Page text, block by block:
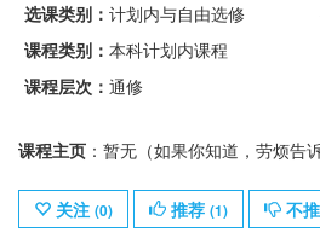
选课类别： 计划内与自由选修
课程类别： 本科计划内课程
课程层次： 通修
课程主页 ：暂无（如果你知道，劳烦告
关注 (0) 推荐 (1) 不